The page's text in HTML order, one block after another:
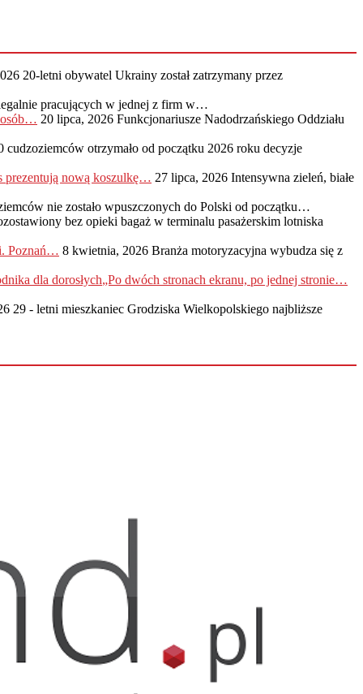
20-letni obywatel Ukrainy został zatrzymany przez
pracujących w jednej z firm w…
osób… 20 lipca, 2026 Funkcjonariusze Nadodrzańskiego Oddziału
cudzoziemców otrzymało od początku 2026 roku decyzje
prezentują nową koszulkę… 27 lipca, 2026 Intensywna zieleń, białe
nie zostało wpuszczonych do Polski od początku…
bez opieki bagaż w terminalu pasażerskim lotniska
Poznań… 8 kwietnia, 2026 Branża motoryzacyjna wybudza się z
„Po dwóch stronach ekranu, po jednej stronie…
29 - letni mieszkaniec Grodziska Wielkopolskiego najbliższe